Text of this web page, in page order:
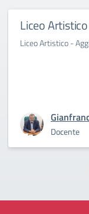
Liceo
Liceo Artistico -
Docente